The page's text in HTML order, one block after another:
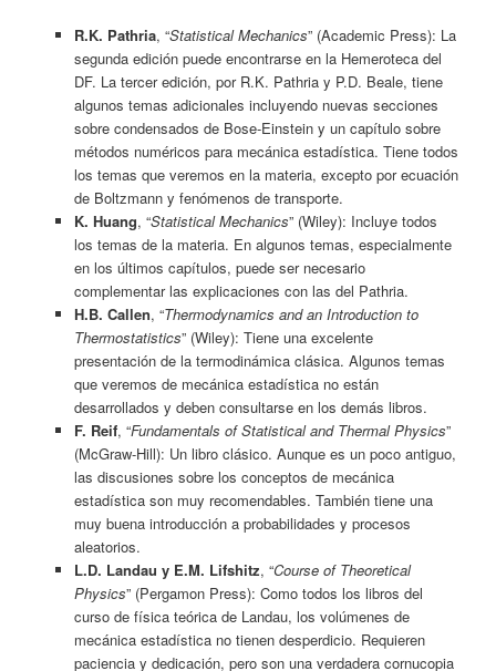
R.K. Pathria, “Statistical Mechanics” (Academic Press): La
segunda edición puede encontrarse en la Hemeroteca del
DF. La tercer edición, por R.K. Pathria y P.D. Beale, tiene
algunos temas adicionales incluyendo nuevas secciones
sobre condensados de Bose-Einstein y un capítulo sobre
métodos numéricos para mecánica estadística. Tiene todos
los temas que veremos en la materia, excepto por ecuación
de Boltzmann y fenómenos de transporte.
K. Huang, “Statistical Mechanics” (Wiley): Incluye todos
los temas de la materia. En algunos temas, especialmente
en los últimos capítulos, puede ser necesario
complementar las explicaciones con las del Pathria.
H.B. Callen, “Thermodynamics and an Introduction to
Thermostatistics” (Wiley): Tiene una excelente
presentación de la termodinámica clásica. Algunos temas
que veremos de mecánica estadística no están
desarrollados y deben consultarse en los demás libros.
F. Reif, “Fundamentals of Statistical and Thermal Physics”
(McGraw-Hill): Un libro clásico. Aunque es un poco antiguo,
las discusiones sobre los conceptos de mecánica
estadística son muy recomendables. También tiene una
muy buena introducción a probabilidades y procesos
aleatorios.
L.D. Landau y E.M. Lifshitz, “Course of Theoretical
Physics” (Pergamon Press): Como todos los libros del
curso de física teórica de Landau, los volúmenes de
mecánica estadística no tienen desperdicio. Requieren
paciencia y dedicación, pero son una verdadera cornucopia